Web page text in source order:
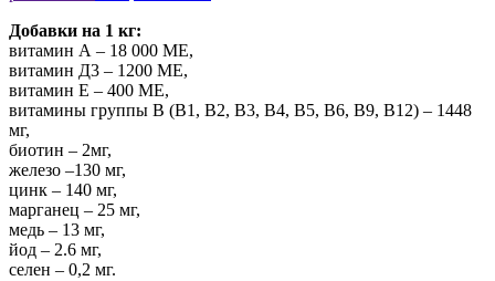
Добавки на 1 кг:
витамин А – 18 000 МЕ,
витамин Д3 – 1200 МЕ,
витамин Е – 400 МЕ,
витамины группы В (В1, В2, В3, В4, В5, В6, В9, В12) – 1448
мг,
биотин – 2мг,
железо –130 мг,
цинк – 140 мг,
марганец – 25 мг,
медь – 13 мг,
йод – 2.6 мг,
селен – 0,2 мг.